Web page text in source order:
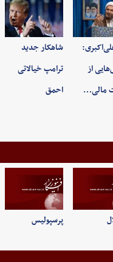
از
مالی…
شاهکار جدید
ترامپ خیالاتی
احمق
پرسپولیس